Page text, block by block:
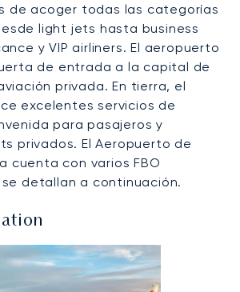
de acoger todas las categorías
light jets hasta business
y VIP airliners. El aeropuerto
de entrada a la capital de
privada. En tierra, el
excelentes servicios de
para pasajeros y
privados. El Aeropuerto de
cuenta con varios FBO
detallan a continuación.